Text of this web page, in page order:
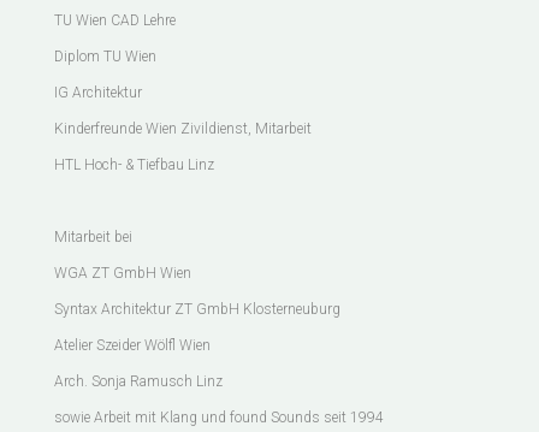
TU Wien CAD Lehre
Diplom TU Wien
IG Architektur
Kinderfreunde Wien Zivildienst, Mitarbeit
HTL Hoch- & Tiefbau Linz
Mitarbeit bei
WGA ZT GmbH Wien
Syntax Architektur ZT GmbH Klosterneuburg
Atelier Szeider Wölfl Wien
Arch. Sonja Ramusch Linz
sowie Arbeit mit Klang und found Sounds seit 1994